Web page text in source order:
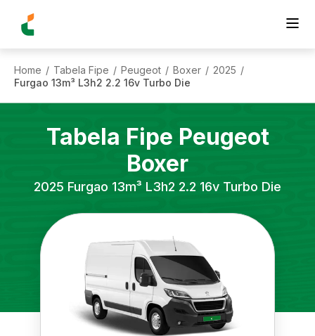
Home / Tabela Fipe / Peugeot / Boxer / 2025 /
Furgao 13m³ L3h2 2.2 16v Turbo Die
Tabela Fipe Peugeot
Boxer
2025 Furgao 13m³ L3h2 2.2 16v Turbo Die